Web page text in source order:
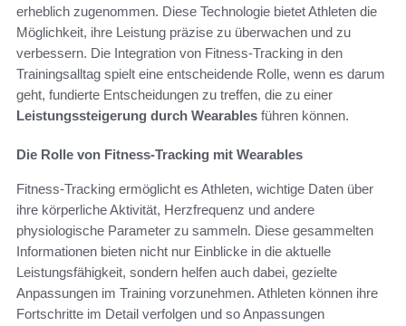
erheblich zugenommen. Diese Technologie bietet Athleten die
Möglichkeit, ihre Leistung präzise zu überwachen und zu
verbessern. Die Integration von Fitness-Tracking in den
Trainingsalltag spielt eine entscheidende Rolle, wenn es darum
geht, fundierte Entscheidungen zu treffen, die zu einer
Leistungssteigerung durch Wearables führen können.
Die Rolle von Fitness-Tracking mit Wearables
Fitness-Tracking ermöglicht es Athleten, wichtige Daten über
ihre körperliche Aktivität, Herzfrequenz und andere
physiologische Parameter zu sammeln. Diese gesammelten
Informationen bieten nicht nur Einblicke in die aktuelle
Leistungsfähigkeit, sondern helfen auch dabei, gezielte
Anpassungen im Training vorzunehmen. Athleten können ihre
Fortschritte im Detail verfolgen und so Anpassungen